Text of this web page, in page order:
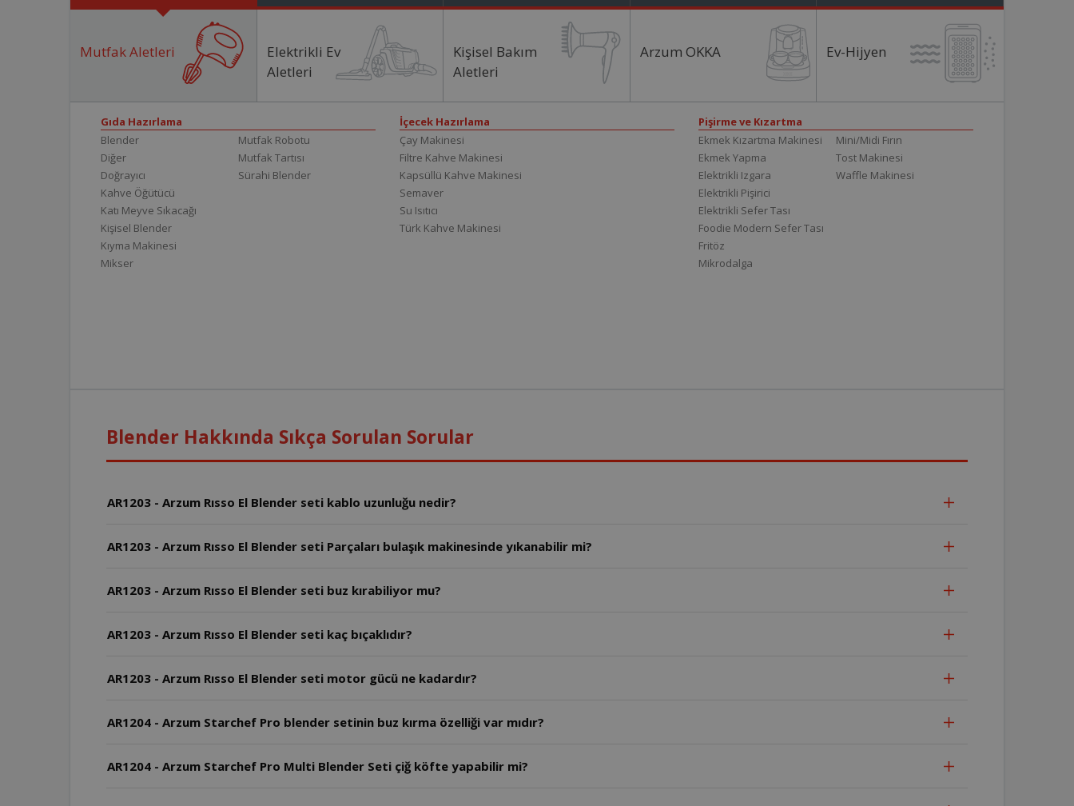
Mutfak Aletleri
Elektrikli Ev
Aletleri
Kişisel Bakım
Aletleri
Arzum OKKA Ev-Hijyen
Gıda Hazırlama
Blender
Diğer
Doğrayıcı
Kahve Öğütücü
Katı Meyve Sıkacağı
Kişisel Blender
Kıyma Makinesi
Mikser
Mutfak Robotu
Mutfak Tartısı
Sürahi Blender
İçecek Hazırlama
Çay Makinesi
Filtre Kahve Makinesi
Kapsüllü Kahve Makinesi
Semaver
Su Isıtıcı
Türk Kahve Makinesi
Pişirme ve Kızartma
Ekmek Kızartma Makinesi
Ekmek Yapma
Elektrikli Izgara
Elektrikli Pişirici
Elektrikli Sefer Tası
Foodie Modern Sefer Tası
Fritöz
Mikrodalga
Mini/Midi Fırın
Tost Makinesi
Waffle Makinesi
Blender Hakkında Sıkça Sorulan Sorular
AR1203 - Arzum Rısso El Blender seti kablo uzunluğu nedir?
AR1203 - Arzum Rısso El Blender seti Parçaları bulaşık makinesinde yıkanabilir mi?
AR1203 - Arzum Rısso El Blender seti buz kırabiliyor mu?
AR1203 - Arzum Rısso El Blender seti kaç bıçaklıdır?
AR1203 - Arzum Rısso El Blender seti motor gücü ne kadardır?
AR1204 - Arzum Starchef Pro blender setinin buz kırma özelliği var mıdır?
AR1204 - Arzum Starchef Pro Multi Blender Seti çiğ köfte yapabilir mi?